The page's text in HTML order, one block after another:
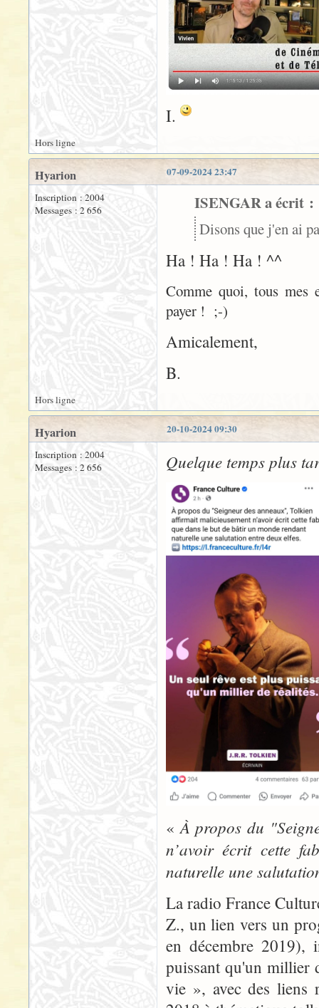
I.
Hors ligne
07-09-2024 23:47
Hyarion
Inscription : 2004
Messages : 2 656
ISENGAR a écrit :
Disons que j'en ai
Ha ! Ha ! Ha ! ^^
Comme quoi, tous mes
payer ! ;-)
Amicalement,
B.
Hors ligne
20-10-2024 09:30
Hyarion
Inscription : 2004
Messages : 2 656
Quelque temps plus
«À propos du
n’avoir écrit cette
naturelle une
La radio France
Z., un lien vers un
en décembre
puissant qu'un millier
vie », avec des liens